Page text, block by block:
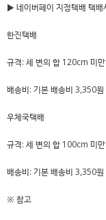
▶ 네이버페이 지정택배 택배
한진택배
규격: 세 변의 합 120cm 미
배송비: 기본 배송비 3,350
우체국택배
규격: 세 변의 합 100cm 미
배송비: 기본 배송비 3,350
※ 참고